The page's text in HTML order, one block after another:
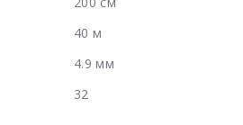
40 м
4.9 мм
32